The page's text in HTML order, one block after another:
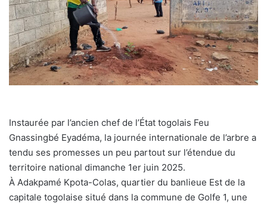
Instaurée par l’ancien chef de l’État togolais Feu
Gnassingbé Eyadéma, la journée internationale de l’arbre a
tendu ses promesses un peu partout sur l’étendue du
territoire national dimanche 1er juin 2025.
À Adakpamé Kpota-Colas, quartier du banlieue Est de la
capitale togolaise situé dans la commune de Golfe 1, une